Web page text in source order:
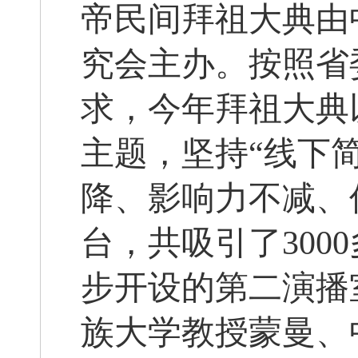
帝民间拜祖大典
究会主办。按照
求，今年拜祖大
主题，坚持“线下
降、影响力不减
台，共吸引了
步开设的第二演
族大学教授蒙曼